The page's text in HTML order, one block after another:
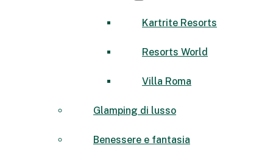
Kartrite Resorts
Resorts World
Villa Roma
Glamping di lusso
Benessere e fantasia